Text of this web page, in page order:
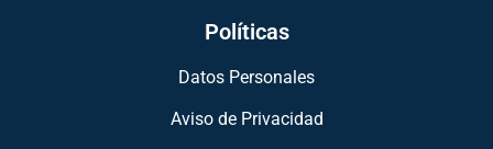
Políticas
Datos Personales
Aviso de Privacidad